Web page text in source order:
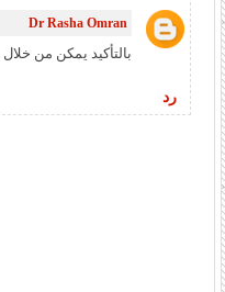
Dr Rasha Omran
بالتأكيد يمكن من
رد